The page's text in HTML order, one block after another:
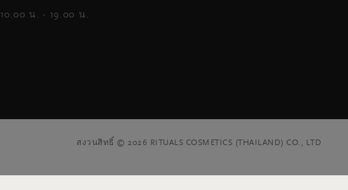
10.00 น. - 19.00 น.
สงวนสิทธิ์ © 2026 RITUALS COSMETICS (THAILAND) CO., LTD